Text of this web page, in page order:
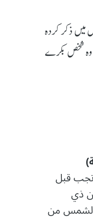
میں ذکر کردہ
وہ شخص بکرے
تجب قبل
ذي
الشمس من